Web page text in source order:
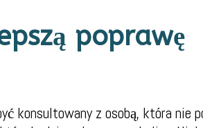
poprawę
konsultowany z osobą, która nie